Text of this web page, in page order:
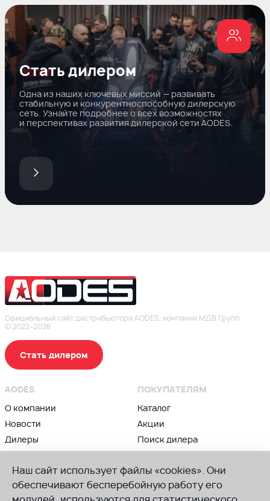
Стать дилером
Одна из наших ключевых миссий — развивать
стабильную и конкурентноспособную дилерскую
сеть. Узнайте подробнее о всех возможностях
и перспективах развития дилерской сети AODES.
Наш сайт использует файлы «cookies». Они
обеспечивают бесперебойную работу его
Официальный сайт дистрибьютора AODES, компании МДВ Групп
© 2022–2026
AODES
О компании
Новости
Дилеры
Контакты
ПОКУПАТЕЛЯМ
Каталог
Акции
Поиск дилера
Блог
ВЛАДЕЛЬЦАМ
Сервис и гарантии
ПРИСОЕДИНЯЙСЯ К AODES
Стать дилером